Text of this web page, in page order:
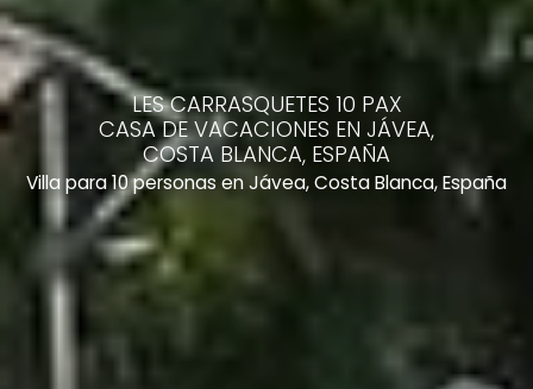
LES CARRASQUETES 10 PAX
CASA DE VACACIONES EN JÁVEA,
COSTA BLANCA, ESPAÑA
Villa para 10 personas en Jávea, Costa Blanca, España